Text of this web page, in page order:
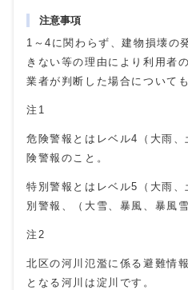
注意事項
1～4に関わらず、建物損壊の
きない等の理由により利用者
業者が判断した場合について
注1
危険警報とはレベル4（大雨
険警報のこと。
特別警報とはレベル5（大雨
別警報、（大雪、暴風、暴風
注2
北区の河川氾濫に係る避難情
となる河川は淀川です。